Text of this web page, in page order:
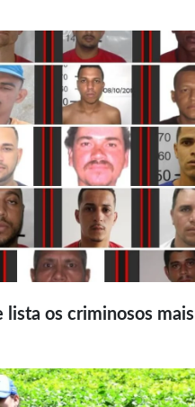
lista os criminosos mais